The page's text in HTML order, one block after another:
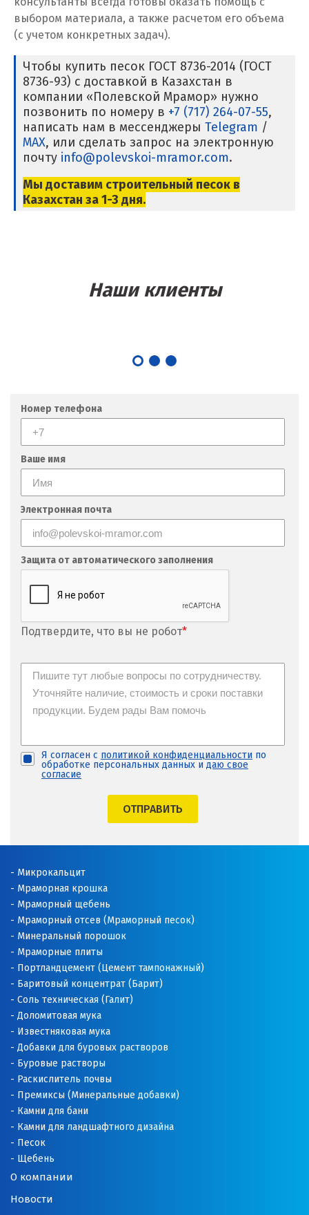
выбором материала, а также расчетом его объема
(с учетом конкретных задач).
Чтобы купить песок ГОСТ 8736-2014 (ГОСТ
8736-93) с доставкой в Казахстан в
компании «Полевской Мрамор» нужно
позвонить по номеру в +7 (717) 264-07-55,
написать нам в мессенджеры Telegram /
MAX, или сделать запрос на электронную
почту info@polevskoi-mramor.com.
Мы доставим строительный песок в
Казахстан за 1-3 дня.
Наши клиенты
Номер телефона
Ваше имя
Электронная почта
Защита от автоматического заполнения
Подтвердите, что вы не робот*
Я согласен с политикой конфиденциальности по
обработке персональных данных и даю свое
согласие
ОТПРАВИТЬ
О компании
Новости
Микрокальцит
Мраморная крошка
Мраморный щебень
Мраморный отсев (Мраморный песок)
Минеральный порошок
Мраморные плиты
Портландцемент (Цемент тампонажный)
Баритовый концентрат (Барит)
Соль техническая (Галит)
Доломитовая мука
Известняковая мука
Добавки для буровых растворов
Буровые растворы
Раскислитель почвы
Премиксы (Минеральные добавки)
Камни для бани
Камни для ландшафтного дизайна
Песок
Щебень